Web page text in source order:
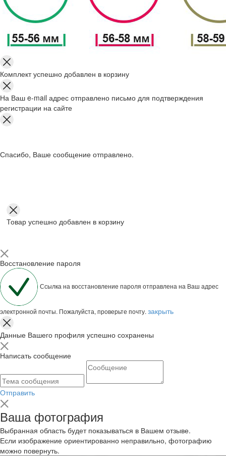
Комплект успешно добавлен в корзину
На Ваш e-mail адрес отправлено письмо для подтверждения
регистрации на сайте
Спасибо, Ваше сообщение отправлено.
Товар успешно добавлен в корзину
Восстановление пароля
Ссылка на восстановление пароля отправлена на Ваш адрес
электронной почты. Пожалуйста, проверьте почту. закрыть
Данные Вашего профиля успешно сохранены
Написать сообщение
Отправить
Ваша фотография
Выбранная область будет показываться в Вашем отзыве.
Если изображение ориентированно неправильно, фотографию
можно повернуть.